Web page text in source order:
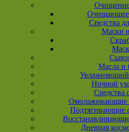
Очищающее
Средства
Маски
Масла и
Увлажняющий
Ночной
Средства
Омолаживающие
Подтягивающие
Дневная